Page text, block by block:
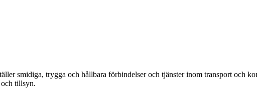
smidiga, trygga och hållbara förbindelser och tjänster inom transport och
tillsyn.